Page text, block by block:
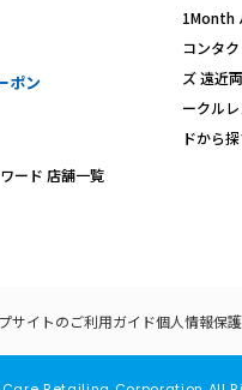
ポン
ード 店舗一覧
1Month
コンタ
ズ 遠近
ークル
ドから
サイトのご利用ガイド個人情報保